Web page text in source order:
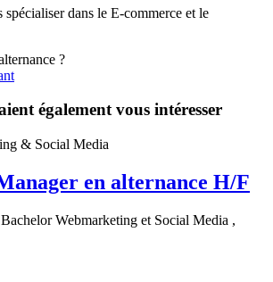
spécialiser dans le E-commerce et le
?
également vous intéresser
& Social Media
en alternance H/F
Webmarketing et Social Media ,